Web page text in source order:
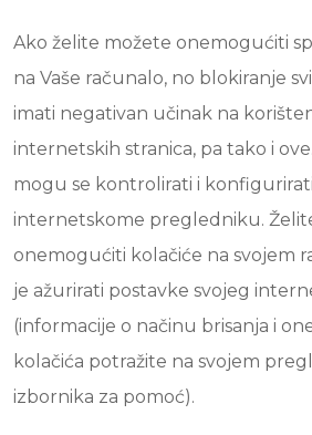
Ako želite možete onemogućiti
na Vaše računalo, no blokiranje
imati negativan učinak na
internetskih stranica, pa tako i
mogu se kontrolirati i
internetskome pregledniku.
onemogućiti kolačiće na svojem
je ažurirati postavke svojeg
(informacije o načinu brisanja i
kolačića potražite na svojem
izbornika za pomoć).